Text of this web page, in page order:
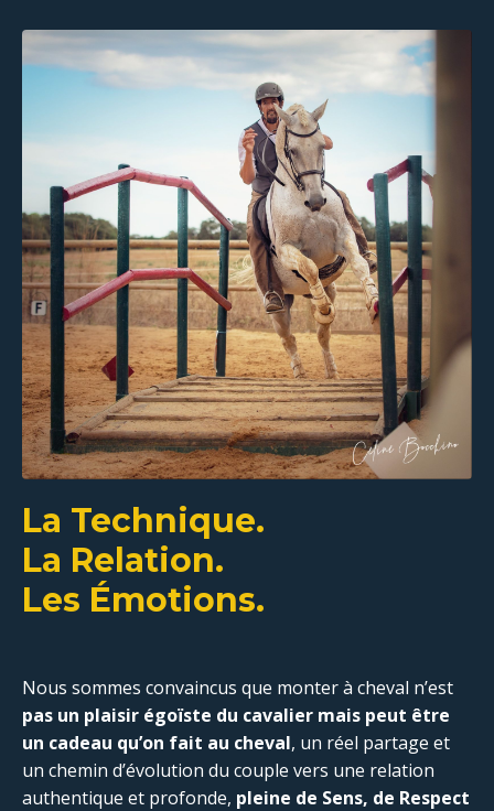
La Technique.
La Relation.
Les Émotions.
Nous sommes convaincus que monter à cheval n’est
pas un plaisir égoïste du cavalier mais peut être
un cadeau qu’on fait au cheval, un réel partage et
un chemin d’évolution du couple vers une relation
authentique et profonde, pleine de Sens, de Respect